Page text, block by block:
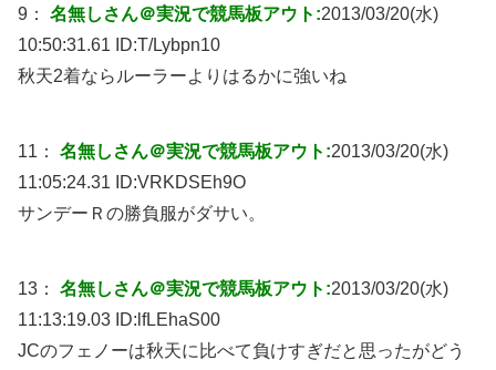
9： 名無しさん＠実況で競馬板アウト:2013/03/20(水)
10:50:31.61 ID:T/Lybpn10
秋天2着ならルーラーよりはるかに強いね
11： 名無しさん＠実況で競馬板アウト:2013/03/20(水)
11:05:24.31 ID:VRKDSEh9O
サンデーＲの勝負服がダサい。
13： 名無しさん＠実況で競馬板アウト:2013/03/20(水)
11:13:19.03 ID: lfLEhaS00
JCのフェノーは秋天に比べて負けすぎだと思ったがどう